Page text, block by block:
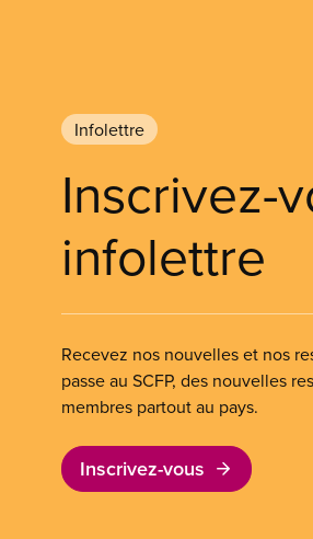
Infolettre
Inscrivez-
infolettre
Recevez nos nouvelles et nos
passe au SCFP, des nouvelles
membres partout au pays.
Inscrivez-vous